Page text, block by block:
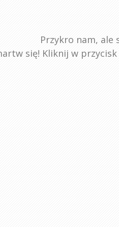
Przykro nam, ale
się! Kliknij w